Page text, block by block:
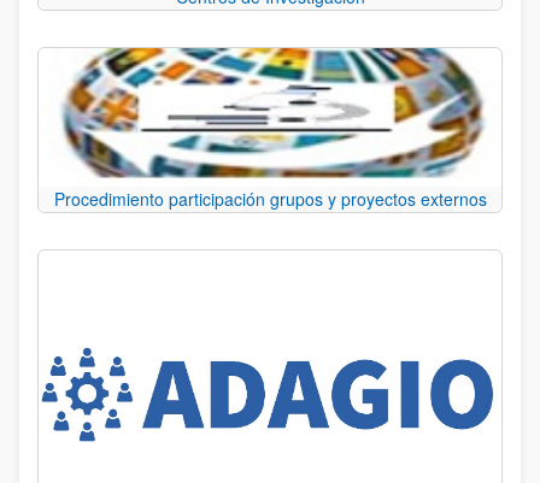
Procedimiento participación grupos y proyectos externos